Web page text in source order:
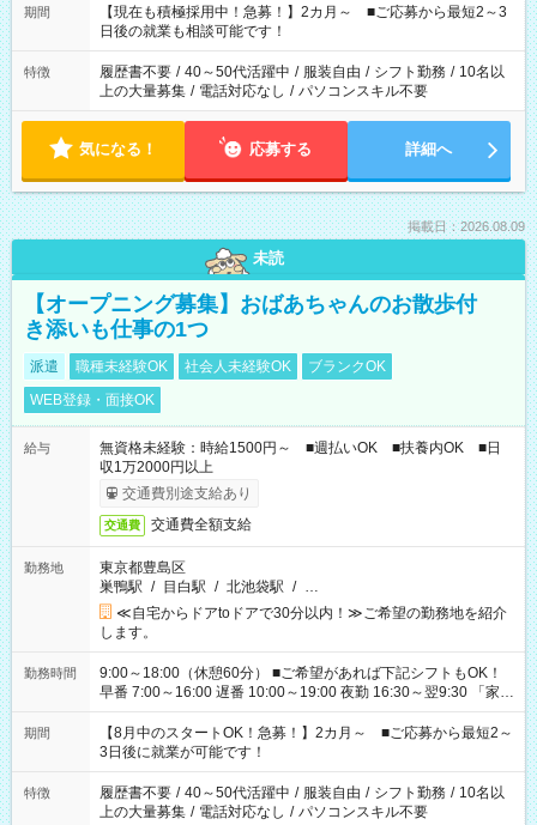
たくない」 など、ご希望を教えてくださいね。 ※Wワーク希望
の方へ 今ご覧のお仕事で希望する勤務時間と、もう1つのお仕事
の勤務時間。 合計で週40時間を超える場合は応募できません。
期間
【現在も積極採用中！急募！】2カ月～ ■ご応募から最短2～3
日後の就業も相談可能です！
特徴 履歴書不要 / 40～50代活躍中 / 服装自由 / シフト勤務 / 10名以
上の大量募集 / 電話対応なし / パソコンスキル不要
気になる！ 応募する 詳細へ
掲載日：2026.08.09
未読
【オープニング募集】おばあちゃんのお散歩付
き添いも仕事の1つ
派遣 職種未経験OK 社会人未経験OK
ブランクOK
WEB登録・面接OK
給与
無資格未経験：時給1500円～ ■週払いOK ■扶養内OK ■日
収1万2000円以上
交通費別途支給あり
交通費 交通費全額支給
勤務地
東京都豊島区
巣鴨駅 / 目白駅 / 北池袋駅 / …
≪自宅からドアtoドアで30分以内！≫ご希望の勤務地を紹介
します。
勤務時間
9:00～18:00（休憩60分） ■ご希望があれば下記シフトもOK！
早番 7:00～16:00 遅番 10:00～19:00 夜勤 16:30～翌9:30 「家族
と休みを合わせたい」 「余裕を持って夕飯の準備がしたい」
「できれば残業はしたくない」 など、ご希望を教えてください
ね。 ※Wワーク希望の方へ 今ご覧のお仕事で希望する勤務時間
と、もう1つのお仕事の勤務時間。 合計で週40時間を超える場
合は応募できません。
期間
【8月中のスタートOK！急募！】2カ月～ ■ご応募から最短2～
3日後に就業が可能です！
特徴 履歴書不要 / 40～50代活躍中 / 服装自由 / シフト勤務 / 10名以
上の大量募集 / 電話対応なし / パソコンスキル不要